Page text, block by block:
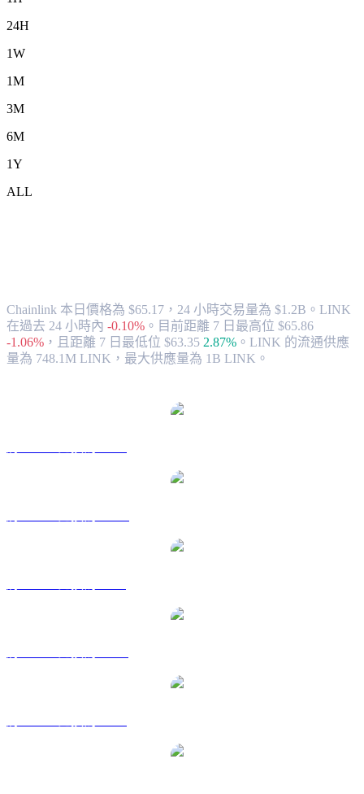
24H
1W
1M
3M
6M
1Y
ALL
Chainlink 本日價格為 $65.17，24 小時交易量為 $1.2B。LINK
在過去 24 小時內 -0.10% 。 目前距離 7 日最高位 $65.86
-1.06% ， 且距離 7 日最低位 $63.35 2.87% 。 LINK 的流通供應
量為 748.1M LINK，最大供應量為 1B LINK。